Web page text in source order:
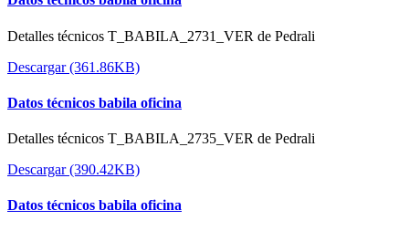
Detalles técnicos T_BABILA_2731_VER de Pedrali
Descargar (361.86KB)
Datos técnicos babila oficina
Detalles técnicos T_BABILA_2735_VER de Pedrali
Descargar (390.42KB)
Datos técnicos babila oficina